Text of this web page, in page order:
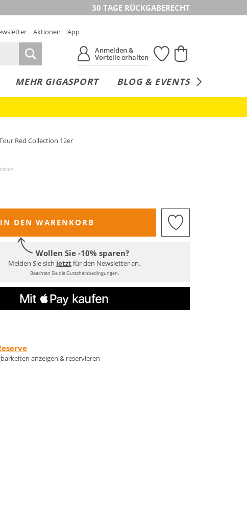
30 TAGE RÜCKGABERECHT
Aktionen
App
Anmelden &
Vorteile erhalten
MEHR GIGASPORT BLOG & EVENTS
Red Collection 12er
IN DEN WARENKORB
Wollen Sie -10% sparen?
Melden Sie sich jetztfür den Newsletter an.
Beachten Sie die Gutscheinbedingungen.
anzeigen & reservieren